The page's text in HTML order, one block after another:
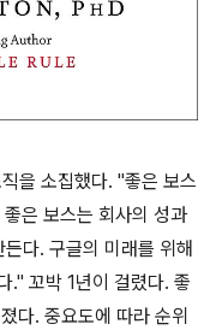
을 소집했다. "좋은 보스
은 보스는 회사의 성과
다. 구글의 미래를 위해
." 꼬박 1년이 걸렸다. 좋
다. 중요도에 따라 순위